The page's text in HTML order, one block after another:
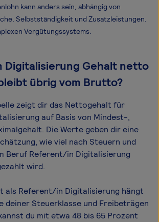
kann anders sein, abhängig von
Selbstständigkeit und Zusatzleistungen.
Vergütungssystems.
Gehalt netto
übrig vom Brutto?
zeigt dir das Netto­gehalt für
auf Basis von Mindest-,
Die Werte geben dir eine
wie viel nach Steuern und
Beruf Referent/in Digitalisierung
wird.
als Referent/in Digitalisierung hängt
deiner Steuerklasse und Freibeträgen
du mit etwa 48 bis 65 Prozent